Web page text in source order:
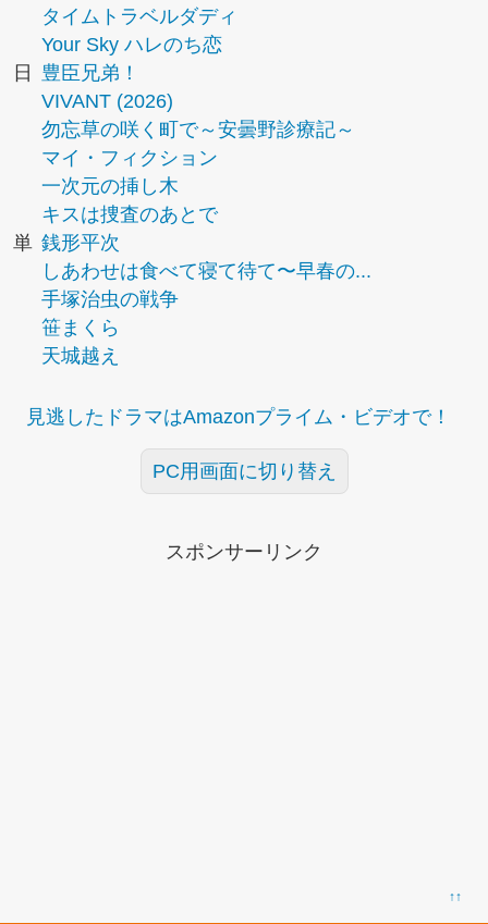
タイムトラベルダディ
Your Sky ハレのち恋
日
豊臣兄弟！
VIVANT (2026)
勿忘草の咲く町で～安曇野診療記～
マイ・フィクション
一次元の挿し木
キスは捜査のあとで
単 銭形平次
しあわせは食べて寝て待て〜早春の...
手塚治虫の戦争
笹まくら
天城越え
見逃したドラマはAmazonプライム・ビデオで！
PC用画面に切り替え
スポンサーリンク
↑↑